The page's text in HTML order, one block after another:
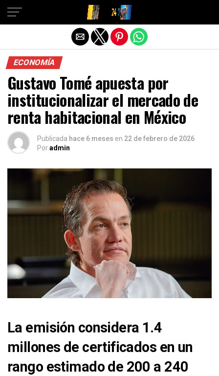
ECONOMÍA
Gustavo Tomé apuesta por
institucionalizar el mercado de
renta habitacional en México
Publicada hace 6 meses en 22 de febrero de 2026
Poradmin
La emisión considera 1.4
millones de certificados en un
rango estimado de 200 a 240
Salir de la versión móvil